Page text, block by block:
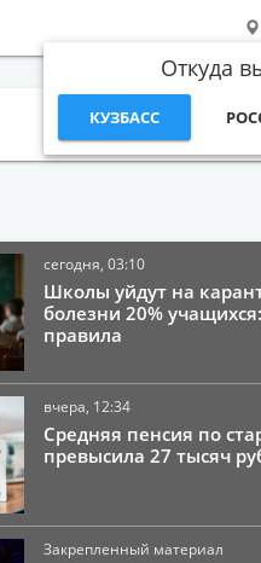
Откуда
КУЗБАССПоиск
сегодня, 03:10
Школы уйдут на
болезни 20%
правила
вчера, 12:34
Средняя пенсия по
превысила 27 тысяч
Закрепленный материал